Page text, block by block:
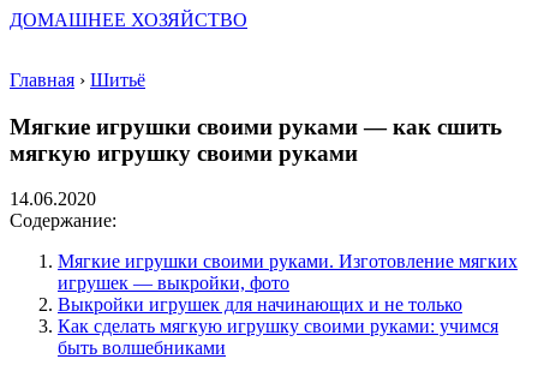
ДОМАШНЕЕ ХОЗЯЙСТВО
Главная › Шитьё
Мягкие игрушки своими руками — как сшить
мягкую игрушку своими руками
14.06.2020
Содержание:
Мягкие игрушки своими руками. Изготовление мягких
игрушек — выкройки, фото
Выкройки игрушек для начинающих и не только
Как сделать мягкую игрушку своими руками: учимся
быть волшебниками